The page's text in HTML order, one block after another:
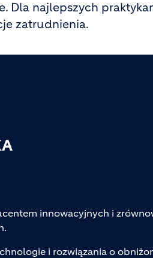
Dla najlepszych
zatrudnienia.
innowacyjnych i
i rozwiązania o